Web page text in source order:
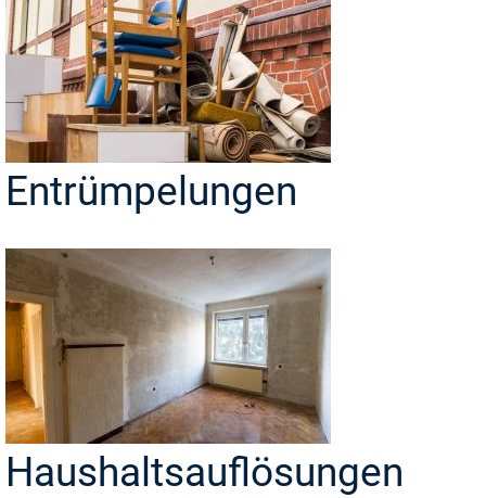
Entrümpelungen
Haushaltsauflösungen